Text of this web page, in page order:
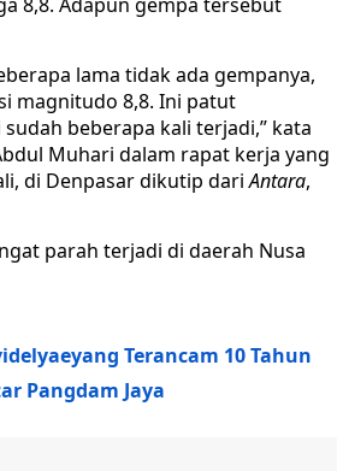
lama tidak ada gempanya,
magnitudo 8,8. Ini patut
beberapa kali terjadi,” kata
Muhari dalam rapat kerja yang
di Denpasar dikutip dariAntara,
parah terjadi di daerah Nusa
Terancam 10 Tahun
Pangdam Jaya